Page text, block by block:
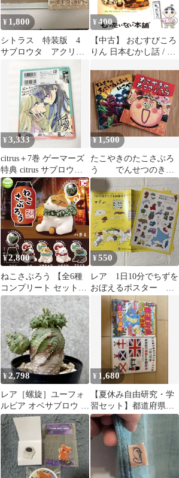
¥ 1,800
シトラス 特装版 4
サブロウタ アクリル
¥ 400
【中古】 おむすびころ
りん 日本むかし話 / よ
たなべさぶろう え / 偕
成社
¥3,333
citrus＋7巻 ゲーマーズ
特典 citrus サブロウタ
百合citrus特典
¥1,500
たこやきのたこさぶろ
う でんせつのきょ
だいあんまんをはこべ
絵本2冊セット
¥2,800
ねこさぶろう 【全6種
コンプリート セット】
｜ フルコンプ カプセル
トイ トイズキャビン ガ
チャ ガシャ
¥550
レア 1日10分でちずを
おぼえるポスター
kodomoe付録
¥2,798
レア［螺旋］ユーフォ
ルビア オベサブロウ オ
ベサhyb 子株つき 雌株
♀
¥ 1,680
【夏休み自由研究・学
習セット】都道府県大
百科 ＆ 国旗のお話絵本
2冊セット